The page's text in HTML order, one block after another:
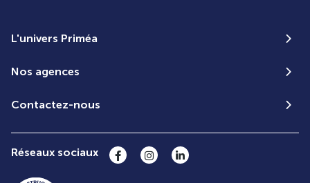
L'univers Priméa
Nos agences
Contactez-nous
Réseaux sociaux